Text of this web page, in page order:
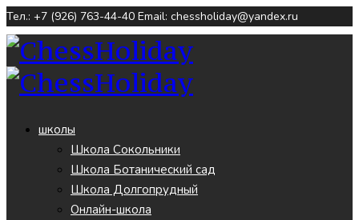
Тел.: +7 (926) 763-44-40 Email: chessholiday@yandex.ru
школы
Школа Сокольники
Школа Ботанический сад
Школа Долгопрудный
Онлайн-школа